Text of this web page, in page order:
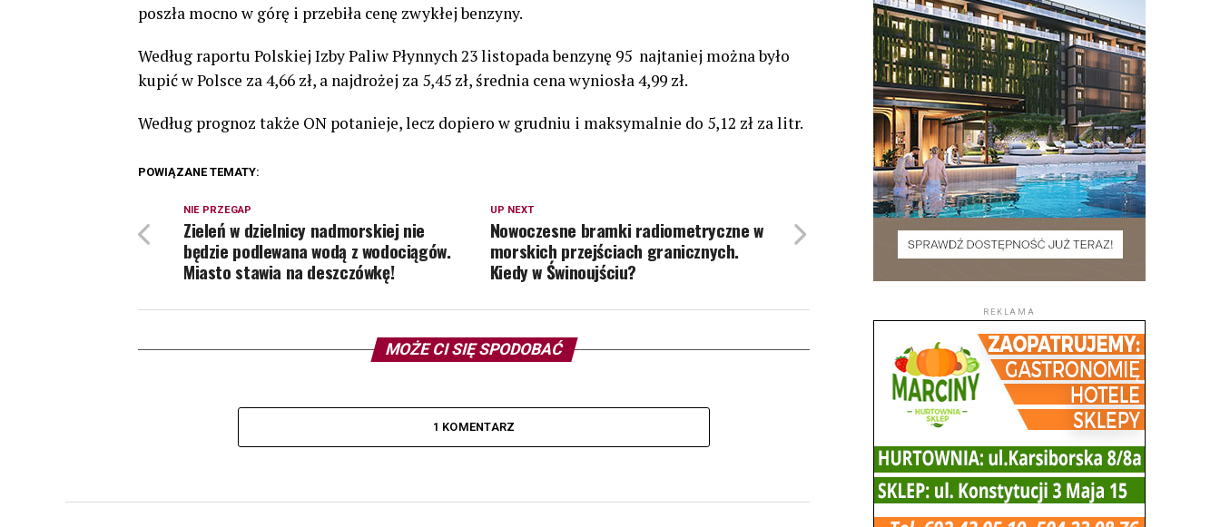
poszła mocno w górę i przebiła cenę zwykłej benzyny.
Według raportu Polskiej Izby Paliw Płynnych 23 listopada benzynę 95 najtaniej można było
kupić w Polsce za 4,66 zł, a najdrożej za 5,45 zł, średnia cena wyniosła 4,99 zł.
Według prognoz także ON potanieje, lecz dopiero w grudniu i maksymalnie do 5,12 zł za litr.
POWIĄZANE TEMATY:
UP NEXT
Nowoczesne bramki radiometryczne w
morskich przejściach granicznych.
Kiedy w Świnoujściu?
NIE PRZEGAP
Zieleń w dzielnicy nadmorskiej nie
będzie podlewana wodą z wodociągów.
Miasto stawia na deszczówkę!
MOŻE CI SIĘ SPODOBAĆ
1 KOMENTARZ
REKLAMA